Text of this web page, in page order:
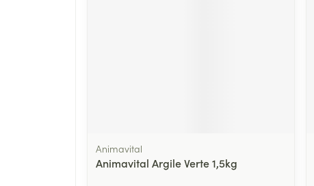
Animavital
Animavital Argile Verte 1,5kg